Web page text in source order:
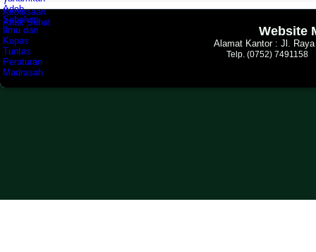
Website
Alamat Kantor : Jl.
Telp. (0752)